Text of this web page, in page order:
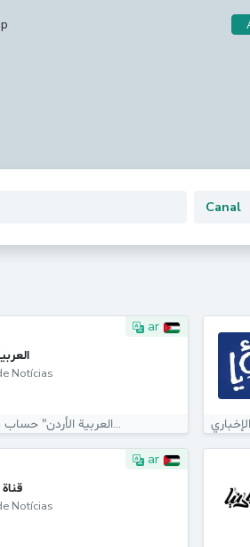
ar
Notícias
"العربية الأردن" حساب متخصص في تغطية كافة...
ar
Notícias